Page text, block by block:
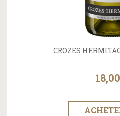
CROZES